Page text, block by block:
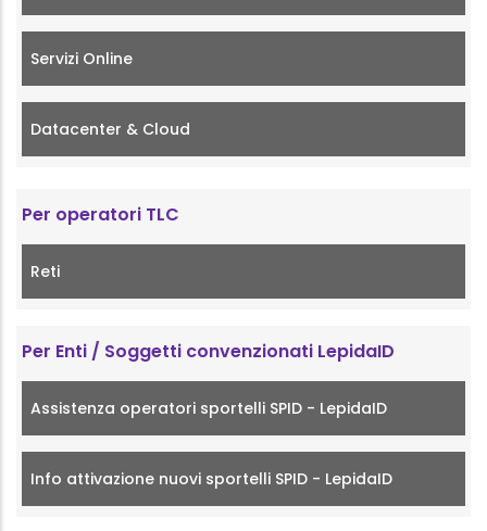
Servizi Online
Datacenter & Cloud
Per operatori TLC
Reti
Per Enti / Soggetti convenzionati LepidaID
Assistenza operatori sportelli SPID - LepidaID
Info attivazione nuovi sportelli SPID - LepidaID